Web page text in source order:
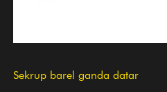
Sekrup barel ganda datar